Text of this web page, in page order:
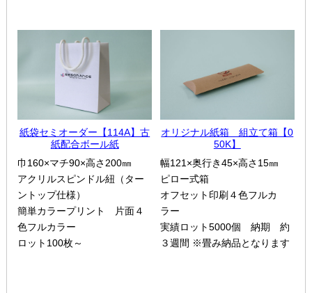
紙袋セミオーダー【114A】古
紙配合ボール紙
巾160×マチ90×高さ200㎜
アクリルスピンドル紐（ター
ントップ仕様）
簡単カラープリント 片面４
色フルカラー
ロット100枚～
オリジナル紙箱 組立て箱【0
50K】
幅121×奥行き45×高さ15㎜
ピロー式箱
オフセット印刷４色フルカ
ラー
実績ロット5000個 納期 約
３週間 ※畳み納品となります